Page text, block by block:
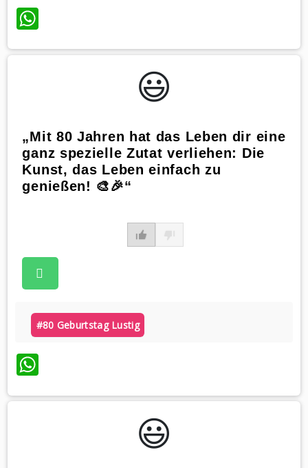
WhatsApp
😃️
„Mit 80 Jahren hat das Leben dir eine
ganz spezielle Zutat verliehen: Die
Kunst, das Leben einfach zu
genießen! 🎨🎉“
#80 Geburtstag Lustig
WhatsApp
😃️